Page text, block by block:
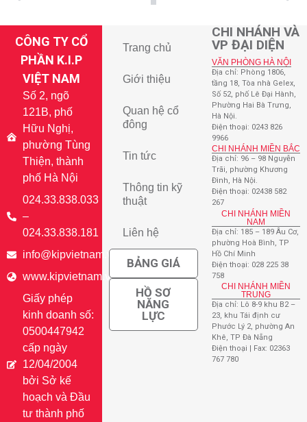
CÔNG TY CỔ
PHẦN K.I.P
VIỆT NAM
Số 2, ngõ
121B, phố
Hữu Nghị,
phường Tùng
Thiện, thành
phố Hà Nội
024.33.838.033
–
024.33.838.181
info@kipvietnam.vn
www.kipvietnam.vn
Giấy phép
kinh doanh số:
0500447942
cấp ngày
12/04/2004
bởi Sở kế
hoạch và Đầu
tư thành phố
Trang chủ
Giới thiệu
Quan hệ cổ
đông
Tin tức
Thông tin kỹ
thuật
Liên hệ
BẢNG GIÁ
HỒ SƠ
NĂNG
LỰC
CHI NHÁNH VÀ
VP ĐẠI DIỆN
VĂN PHÒNG HÀ NỘI
Địa chỉ: Phòng 1806,
tầng 18, Tòa nhà Gelex,
Số 52, phố Lê Đại Hành,
Phường Hai Bà Trưng,
Hà Nội.
Điện thoại: 0243 826
9966
CHI NHÁNH MIỀN BẮC
Địa chỉ: 96 – 98 Nguyễn
Trãi, phường Khương
Đình, Hà Nội.
Điện thoại: 02438 582
267
CHI NHÁNH MIỀN
NAM
Địa chỉ: 185 – 189 Âu Cơ,
phường Hoà Bình, TP
Hồ Chí Minh
Điện thoại: 028 225 38
758
CHI NHÁNH MIỀN
TRUNG
Địa chỉ: Lô 8-9 khu B2 –
23, khu Tái định cư
Phước Lý 2, phường An
Khê, TP Đà Nẵng
Điện thoại | Fax: 02363
767 780